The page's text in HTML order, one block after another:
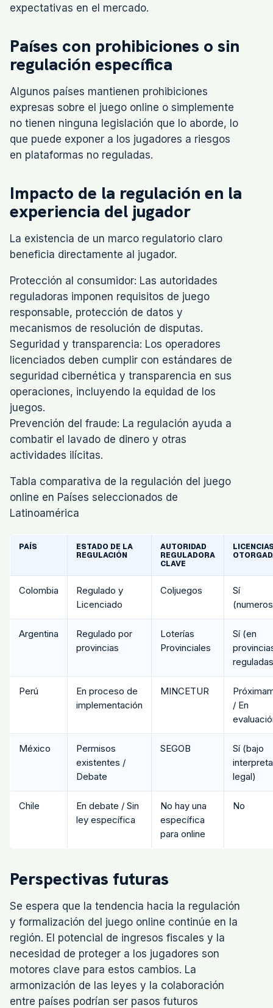
expectativas en el mercado.
Países con prohibiciones o sin
regulación específica
Algunos países mantienen prohibiciones
expresas sobre el juego online o simplemente
no tienen ninguna legislación que lo aborde, lo
que puede exponer a los jugadores a riesgos
en plataformas no reguladas.
Impacto de la regulación en la
experiencia del jugador
La existencia de un marco regulatorio claro
beneficia directamente al jugador.
Protección al consumidor: Las autoridades
reguladoras imponen requisitos de juego
responsable, protección de datos y
mecanismos de resolución de disputas.
Seguridad y transparencia: Los operadores
licenciados deben cumplir con estándares de
seguridad cibernética y transparencia en sus
operaciones, incluyendo la equidad de los
juegos.
Prevención del fraude: La regulación ayuda a
combatir el lavado de dinero y otras
actividades ilícitas.
Tabla comparativa de la regulación del juego
online en Países seleccionados de
Latinoamérica
PAÍS
ESTADO DE LA
REGULACIÓN
AUTORIDAD
REGULADORA
CLAVE
Colombia
Regulado y
Licenciado
Coljuegos
Sí
Argentina
Regulado por
provincias
Loterías
Provinciales
Sí (en
Perú
En proceso de
implementación
MINCETUR
/ En
México
Permisos
existentes /
Debate
SEGOB
Sí (bajo
legal)
Chile
En debate / Sin
ley específica
No hay una
específica
para online
No
Perspectivas futuras
Se espera que la tendencia hacia la regulación
y formalización del juego online continúe en la
región. El potencial de ingresos fiscales y la
necesidad de proteger a los jugadores son
motores clave para estos cambios. La
armonización de las leyes y la colaboración
entre países podrían ser pasos futuros